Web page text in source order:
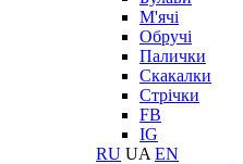
М'ячі
Обручі
Палички
Скакалки
Стрічки
FB
IG
RU UA EN